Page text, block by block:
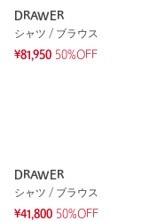
DRAWER
シャツ / ブラウス
¥81,950 50%OFF
DRAWER
シャツ / ブラウス
¥41,800 50%OFF